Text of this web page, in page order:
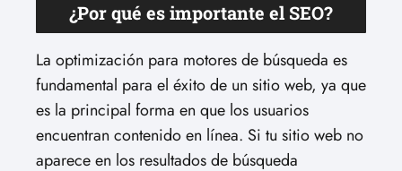
¿Por qué es importante el SEO?
La optimización para motores de búsqueda es
fundamental para el éxito de un sitio web, ya que
es la principal forma en que los usuarios
encuentran contenido en línea. Si tu sitio web no
aparece en los resultados de búsqueda